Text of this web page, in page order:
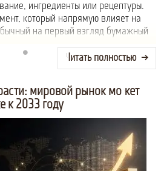
ингредиенты или рецептуры.
который напрямую влияет на
на первый взгляд бумажный
Читать полностью
мировой рынок может
к 2033 году